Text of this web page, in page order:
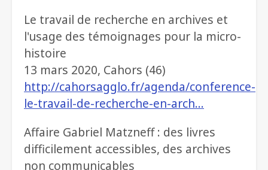
Le travail de recherche en archives et
l'usage des témoignages pour la micro-
histoire
13 mars 2020, Cahors (46)
http://cahorsagglo.fr/agenda/conference-
le-travail-de-recherche-en-arch…
Affaire Gabriel Matzneff : des livres
difficilement accessibles, des archives
non communicables